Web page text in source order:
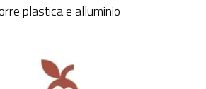
plastica e alluminio